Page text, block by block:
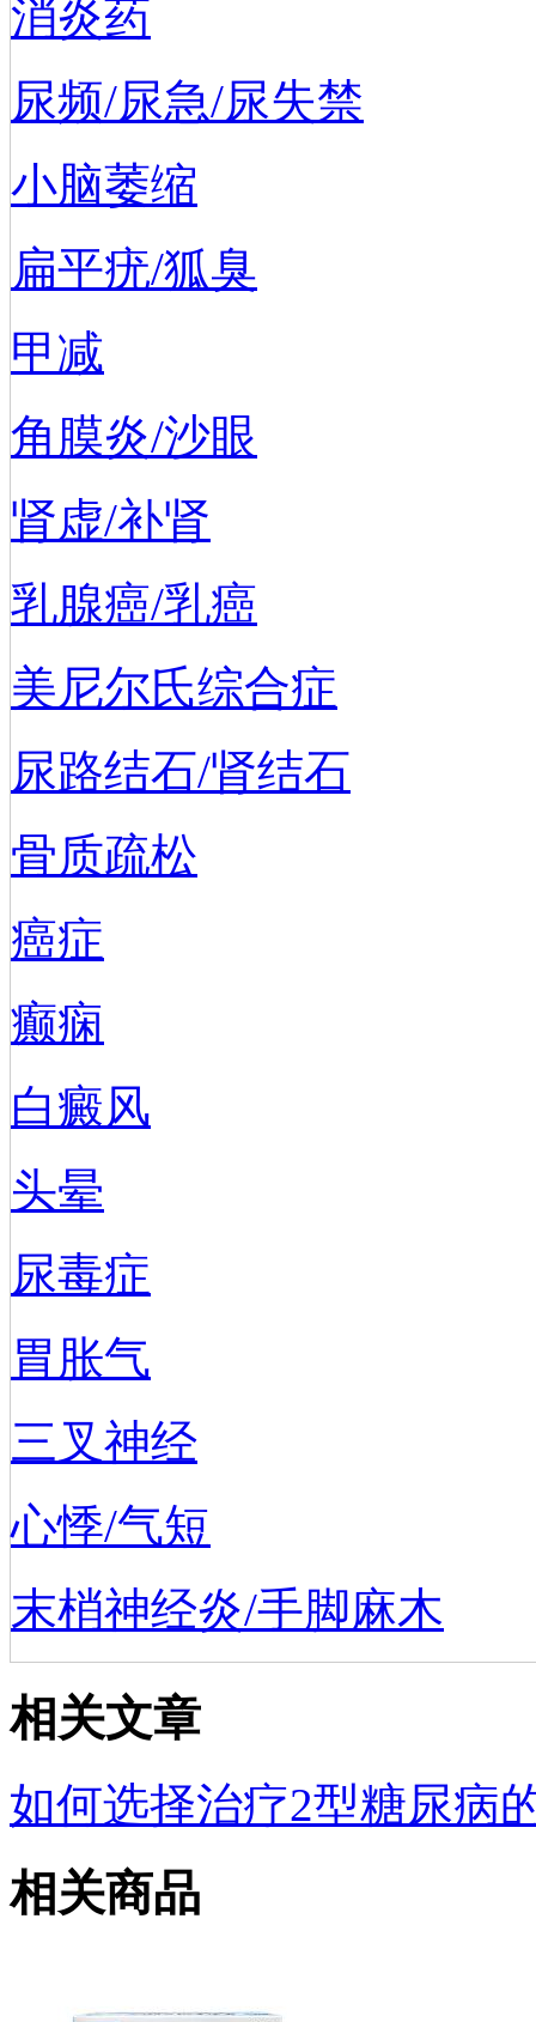
消炎药
尿频/尿急/尿失禁
小脑萎缩
扁平疣/狐臭
甲减
角膜炎/沙眼
肾虚/补肾
乳腺癌/乳癌
美尼尔氏综合症
尿路结石/肾结石
骨质疏松
癌症
癫痫
白癜风
头晕
尿毒症
胃胀气
三叉神经
心悸/气短
末梢神经炎/手脚麻木
相关文章
如何选择治疗2型糖尿病
相关商品